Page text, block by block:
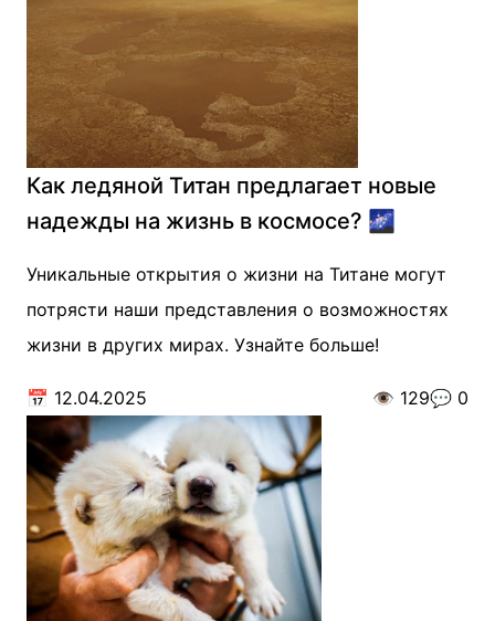
Как ледяной Титан предлагает новые
надежды на жизнь в космосе? 🌌
Уникальные открытия о жизни на Титане могут
потрясти наши представления о возможностях
жизни в других мирах. Узнайте больше!
📅 12.04.2025 👁️ 129💬 0